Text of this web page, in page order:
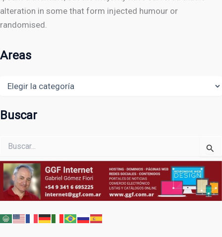
alteration in some that form injected humour or
randomised.
Areas
Buscar
por: